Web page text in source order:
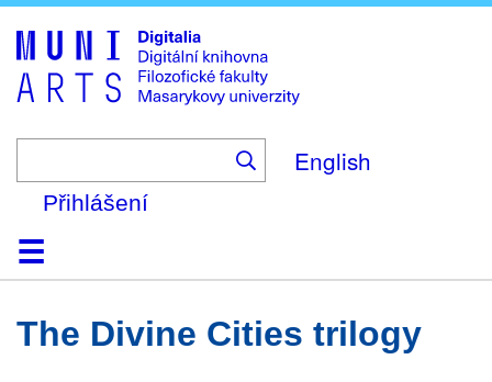
to
main
content
English
Přihlášení
DomůKolekce
Prohlížení
Vyhledávání
O platformě
Nápověda
KontaktDigitalia
The Divine Cities trilogy